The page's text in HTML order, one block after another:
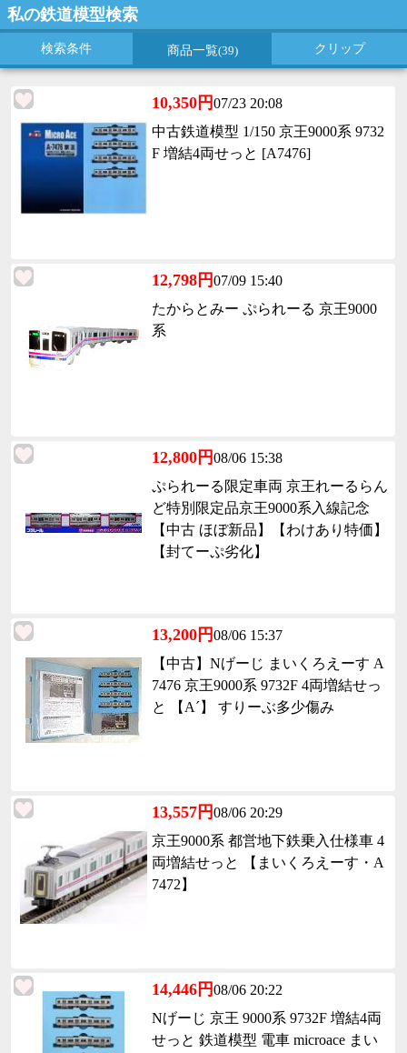
私の鉄道模型検索
検索条件 商品一覧(39) クリップ
10,350円07/23 20:08
中古鉄道模型 1/150 京王9000系 9732
F 増結4両せっと [A7476]
12,798円07/09 15:40
たからとみー ぷられーる 京王9000
系
12,800円08/06 15:38
ぷられーる限定車両 京王れーるらん
ど特別限定品京王9000系入線記念
【中古 ほぼ新品】【わけあり特価】
【封てーぷ劣化】
13,200円08/06 15:37
【中古】Nげーじ まいくろえーす A
7476 京王9000系 9732F 4両増結せっ
と 【A´】 すりーぶ多少傷み
13,557円08/06 20:29
京王9000系 都営地下鉄乗入仕様車 4
両増結せっと 【まいくろえーす・A
7472】
14,446円08/06 20:22
Nげーじ 京王 9000系 9732F 増結4両
せっと 鉄道模型 電車 microace まい